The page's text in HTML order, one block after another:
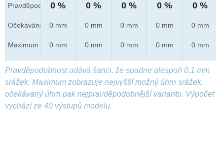
Pravděpod.
Očekáváno
Maximum
0 %
0 mm
0 mm
0 %
0 mm
0 mm
0 %
0 mm
0 mm
0 %
0 mm
0 mm
0 %
0 mm
0 mm
Pravděpodobnost udává šanci, že spadne alespoň 0,1 mm
srážek. Maximum zobrazuje nejvyšší možný úhrn srážek,
očekávaný úhrn pak nejpravděpodobnější variantu. Výpočet
vychází ze 40 výstupů modelu.